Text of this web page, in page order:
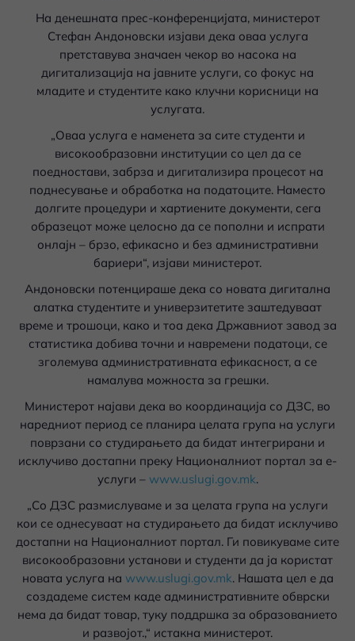
На денешната прес-конференцијата, министерот
Стефан Андоновски изјави дека оваа услуга
претставува значаен чекор во насока на
дигитализација на јавните услуги, со фокус на
младите и студентите како клучни корисници на
услугата.
„Оваа услуга е наменета за сите студенти и
високообразовни институции со цел да се
поедностави, забрза и дигитализира процесот на
поднесување и обработка на податоците. Наместо
долгите процедури и хартиените документи, сега
образецот може целосно да се пополни и испрати
онлајн – брзо, ефикасно и без административни
бариери“, изјави министерот.
Андоновски потенцираше дека со новата дигитална
алатка студентите и универзитетите заштедуваат
време и трошоци, како и тоа дека Државниот завод за
статистика добива точни и навремени податоци, се
зголемува административната ефикасност, а се
намалува можноста за грешки.
Министерот најави дека во координација со ДЗС, во
наредниот период се планира целата група на услуги
поврзани со студирањето да бидат интегрирани и
исклучиво достапни преку Националниот портал за е-
услуги – www.uslugi.gov.mk.
„Со ДЗС размислуваме и за целата група на услуги
кои се однесуваат на студирањето да бидат исклучиво
достапни на Националниот портал. Ги повикуваме сите
високообразовни установи и студенти да ја користат
новата услуга на www.uslugi.gov.mk. Нашата цел е да
создадеме систем каде административните обврски
нема да бидат товар, туку поддршка за образованието
и развојот.,“ истакна министерот.